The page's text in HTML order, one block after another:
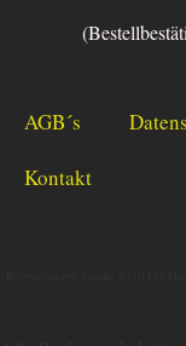
AGB´s
Kontakt